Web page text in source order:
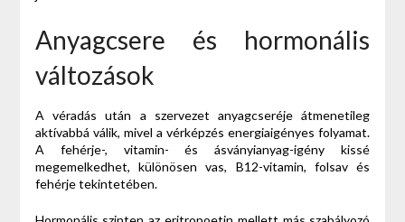
Anyagcsere és hormonális
változások
A véradás után a szervezet anyagcseréje átmenetileg
aktívabbá válik, mivel a vérképzés energiaigényes folyamat.
A fehérje-, vitamin- és ásványianyag-igény kissé
megemelkedhet, különösen vas, B12-vitamin, folsav és
fehérje tekintetében.